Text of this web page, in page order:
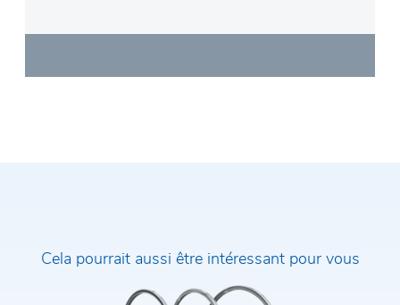
Cela pourrait aussi être intéressant pour vous